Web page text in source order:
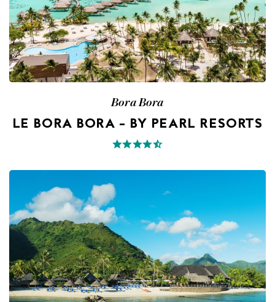
Bora Bora
LE BORA BORA – BY PEARL RESORTS